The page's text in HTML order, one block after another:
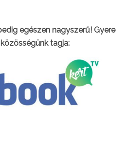
egészen nagyszerű! Gyere
tagja: